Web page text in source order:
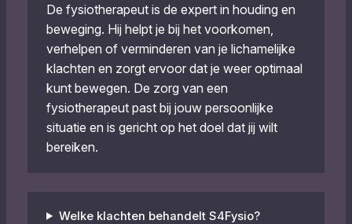
De fysiotherapeut is de expert in houding en
beweging. Hij helpt je bij het voorkomen,
verhelpen of verminderen van je lichamelijke
klachten en zorgt ervoor dat je weer optimaal
kunt bewegen. De zorg van een
fysiotherapeut past bij jouw persoonlijke
situatie en is gericht op het doel dat jij wilt
bereiken.
Welke klachten behandelt S4Fysio?